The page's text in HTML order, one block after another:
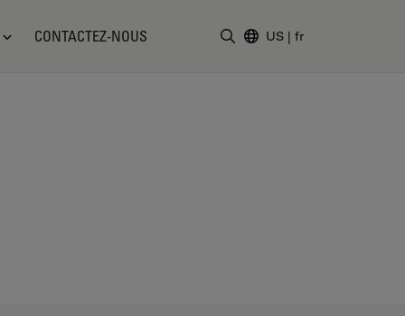
CONTACTEZ-NOUS US | fr